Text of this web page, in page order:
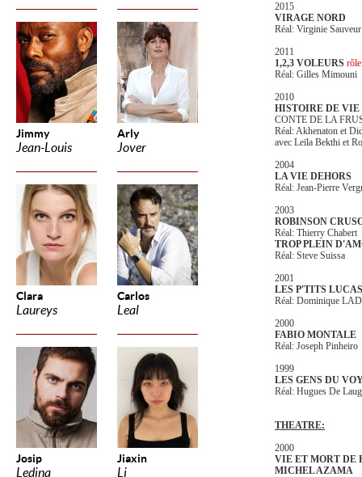
Jimmy
Jean-Louis
Arly
Jover
Clara
Laureys
Carlos
Leal
Josip
Ledina
Jiaxin
Li
2015
VIRAGE NORD
Réal: Virginie Sauveur
2011
1,2,3 VOLEURS
Réal: Gilles Mimouni
2010
HISTOIRE DE VIE
CONTE DE LA
Réal: Akhenaton et
avec Leïla Bekthi et
2004
LA VIE DEHORS
Réal: Jean-Pierre
2003
ROBINSON
Réal: Thierry Chabert
TROP PLEIN
Réal: Steve Suissa
2001
LES P'TITS LUCAS
Réal: Dominique
2000
FABIO MONTALE
Réal: Joseph Pinheiro
1999
LES GENS DU
Réal: Hugues De
THEATRE:
2000
VIE ET MORT DE
MICHEL AZAMA